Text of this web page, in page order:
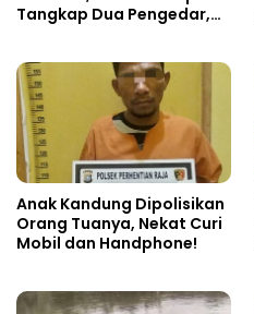
Tangkap Dua Pengedar,
Anak Kandung Dipolisikan
Orang Tuanya, Nekat Curi
Mobil dan Handphone!